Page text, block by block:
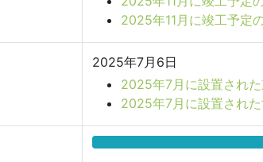
2025年11月に竣工予定
2025年7月6日
2025年7月に設置され
2025年7月に設置され